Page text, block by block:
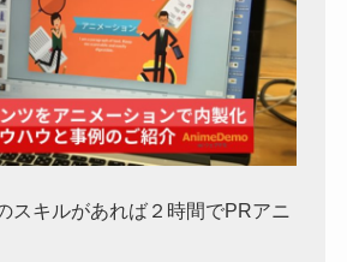
スキルがあれば２時間でPRアニ